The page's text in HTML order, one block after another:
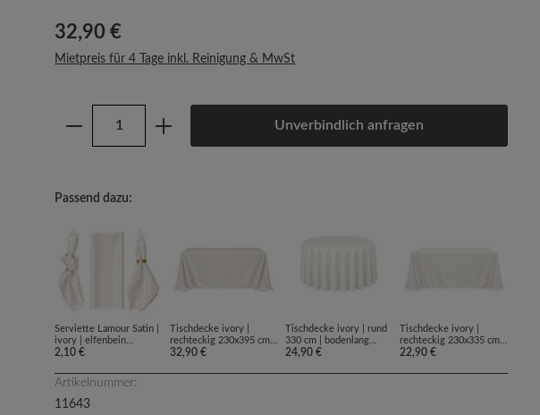
Regulärer Preis:
32,90 €
Mietpreis für 4 Tage inkl. Reinigung & MwSt
Produkt Anzahl: Gib den gewünschten Wert ein
Unverbindlich anfragen
Passend dazu:
Serviette Lamour Satin |
ivory | elfenbein
[mieten]
2,10 €
Tischdecke ivory |
rechteckig 230x395 cm |
bodenlang | Lamour
32,90 €
Tischdecke ivory | rund
330 cm | bodenlang
[mieten]
24,90 €
Tischdecke ivory |
rechteckig 230x335 cm |
bodenlang [mieten]
22,90 €
Artikelnummer:
11643